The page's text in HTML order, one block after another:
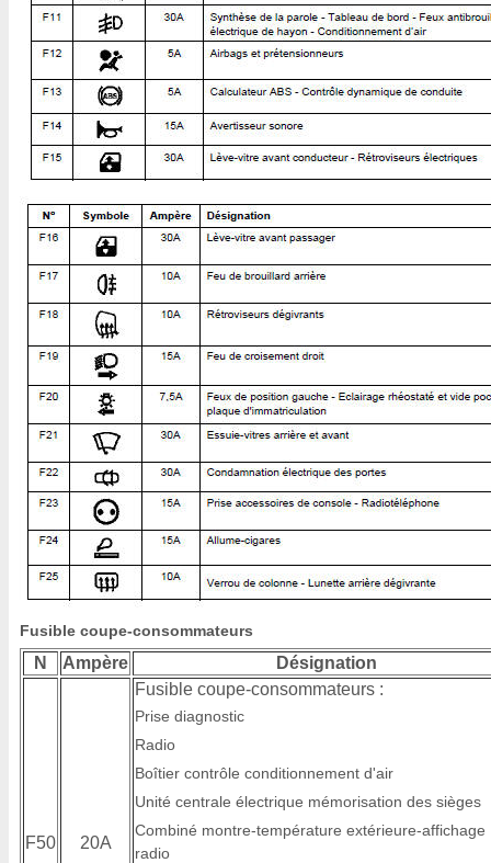
Fusible coupe-consommateurs
N Ampère Désignation
F50 20A
Fusible coupe-consommateurs :
Prise diagnostic
Radio
Boîtier contrôle conditionnement d'air
Unité centrale électrique mémorisation des sièges
Combiné montre-température extérieure-affichage
radio